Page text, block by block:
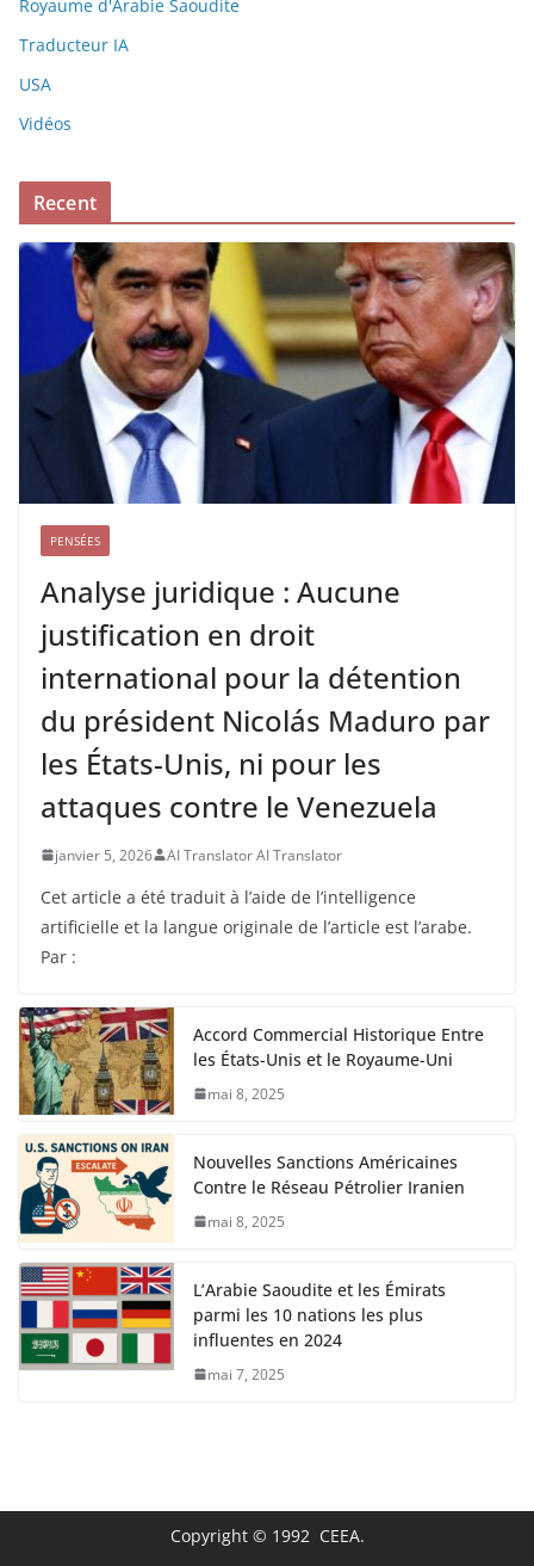
Royaume d'Arabie Saoudite
Traducteur IA
USA
Vidéos
Recent
PENSÉES
Analyse juridique : Aucune
justification en droit
international pour la détention
du président Nicolás Maduro par
les États-Unis, ni pour les
attaques contre le Venezuela
janvier 5, 2026 AI Translator AI Translator
Cet article a été traduit à l’aide de l’intelligence
artificielle et la langue originale de l’article est l’arabe.
Par :
Accord Commercial Historique Entre
les États-Unis et le Royaume-Uni
mai 8, 2025
Nouvelles Sanctions Américaines
Contre le Réseau Pétrolier Iranien
mai 8, 2025
L’Arabie Saoudite et les Émirats
parmi les 10 nations les plus
influentes en 2024
mai 7, 2025
Copyright © 1992 CEEA.